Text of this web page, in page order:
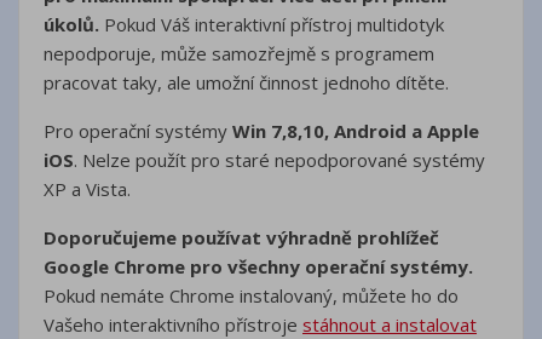
úkolů. Pokud Váš interaktivní přístroj multidotyk
nepodporuje, může samozřejmě s programem
pracovat taky, ale umožní činnost jednoho dítěte.
Pro operační systémy Win 7,8,10, Android a Apple
iOS. Nelze použít pro staré nepodporované systémy
XP a Vista.
Doporučujeme používat výhradně prohlížeč
Google Chrome pro všechny operační systémy.
Pokud nemáte Chrome instalovaný, můžete ho do
Vašeho interaktivního přístroje stáhnout a instalovat